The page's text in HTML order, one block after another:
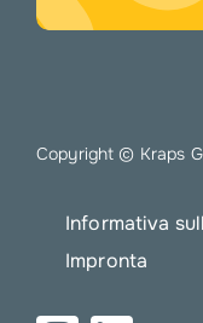
Copyright © Kraps
Informativa
Impronta